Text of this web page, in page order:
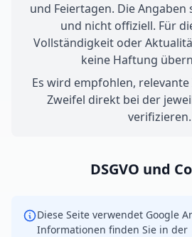
und Feiertagen. Die
und nicht offiziell. Für
Vollständigkeit oder
keine Haftung
Es wird empfohlen,
Zweifel direkt bei der
verifizieren.
DSGVO und
Diese Seite verwendet Google
Informationen finden Sie in der